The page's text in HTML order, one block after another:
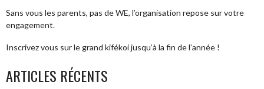
Sans vous les parents, pas de WE, l’organisation repose sur votre
engagement.
Inscrivez vous sur le grand kifékoi jusqu’à la fin de l’année !
ARTICLES RÉCENTS